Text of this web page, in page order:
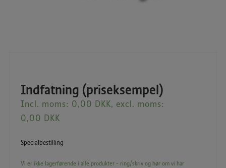
Indfatning (priseksempel)
Incl. moms: 0,00 DKK, excl. moms:
0,00 DKK
Specialbestilling
Vi er ikke lagerførende i alle produkter - ring/skriv og hør om vi har